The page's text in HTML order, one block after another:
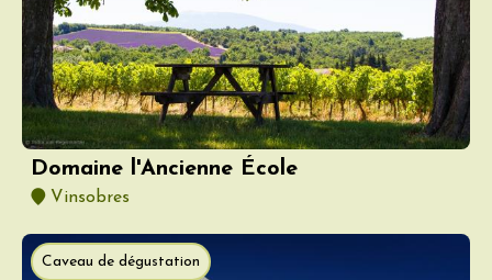
Domaine l'Ancienne École
Vinsobres
Caveau de dégustation